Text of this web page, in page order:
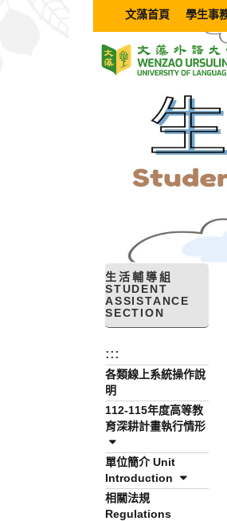
文藻首頁 學生事
生活輔導組
STUDENT
ASSISTANCE
SECTION
:::
各類線上系統操作說
明
112-115年度高等教
育深耕計畫執行情形
單位簡介 Unit
Introduction
相關法規
Regulations